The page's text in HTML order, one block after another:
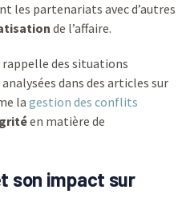
les partenariats avec d’autres
de l’affaire.
des situations
dans des articles sur
la gestion des conflits
en matière de
son impact sur